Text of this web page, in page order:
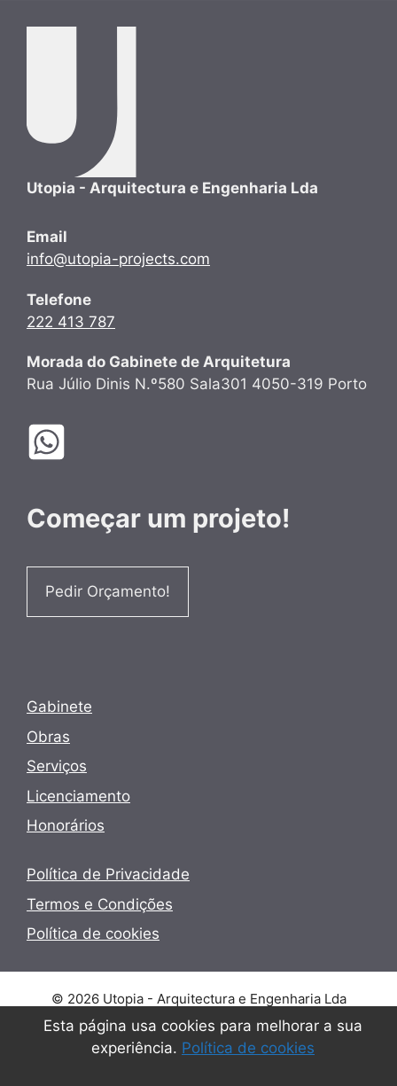
Esta página usa cookies para melhorar a sua
experiência. Política de cookies
Utopia - Arquitectura e Engenharia Lda
Email
info@utopia-projects.com
Telefone
222 413 787
Morada do Gabinete de Arquitetura
Rua Júlio Dinis N.º580 Sala301 4050-319 Porto
Começar um projeto!
Pedir Orçamento!
Gabinete
Obras
Serviços
Licenciamento
Honorários
Política de Privacidade
Termos e Condições
Política de cookies
© 2026 Utopia - Arquitectura e Engenharia Lda